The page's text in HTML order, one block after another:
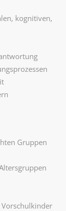
kognitiven,
Gruppen